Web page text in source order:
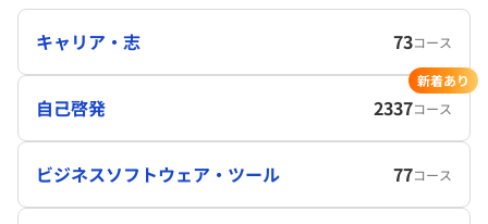
キャリア・志 73コース
自己啓発 2337コース
新着あり
ビジネスソフトウェア・ツール 77コース